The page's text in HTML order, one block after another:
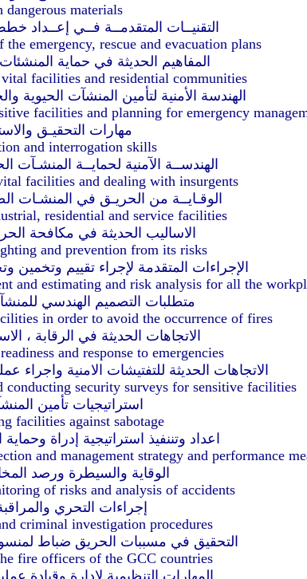
materials
التقنيــات المتقدمــة فــي إعــداد
emergency, rescue and evacuation plans
المفاهيم الحديثة في حماية
facilities and residential communities
الهندسة الأمنية لتأمين المنشآت الحيوية
facilities and planning for emergency
مهارات التحقيـق
and interrogation skills
الهندســة الآمنية لحمايــة المنشـآت
facilities and dealing with insurgents
الوقـايــة من الحريـق في المنشـات
residential and service facilities
الاساليب الحديثة في مكافحة
and prevention from its risks
الإجراءات المتقدمة لإجراء تقييم
and estimating and risk analysis for all the
متطلبات التصميم الهندسي
in order to avoid the occurrence of fires
الاتجاهات الحديثة في الرقابة ،
and response to emergencies
الاتجاهات الحديثة للتفتيشات الامنية
security surveys for sensitive facilities
استراتيجيات تأمين
facilities against sabotage
اعداد وتننفيذ استراتيجية إدراة
and management strategy and performance
الوقاية والسيطرة ورصد
of risks and analysis of accidents
إجراءات التحري
criminal investigation procedures
التحقيق في مسببات الحريق ضباط
fire officers of the GCC countries
المهارات التنظيمية لادارة وقيادة